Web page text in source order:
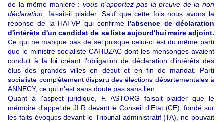
de la même manière : vous n'apportez pas la preuve de la non
déclaration , faisait-il plaider. Sauf que cette fois nous avons la
réponse de la HATVP qui confirme l'absence de déclaration
d'intérêts d'un candidat de sa liste aujourd'hui maire adjoint.
Ce qui ne manque pas de sel puisque celui-ci est du même parti
que le ministre socialiste CAHUZAC dont les mensonges avaient
conduit à la loi créant l'obligation de déclaration d'intérêts des
élus des grandes villes en début et en fin de mandat. Parti
socialiste complètement disparu des élections départementales à
ANNECY, ce qui n'est sans doute pas sans lien.
Quant à l'aspect juridique, F. ASTORG faisait plaider que le
mémoire d'appel de JLR devant le Conseil d'Etat (CE), fondé sur
les faits évoqués devant le Tribunal administratif (TA), ne pouvait